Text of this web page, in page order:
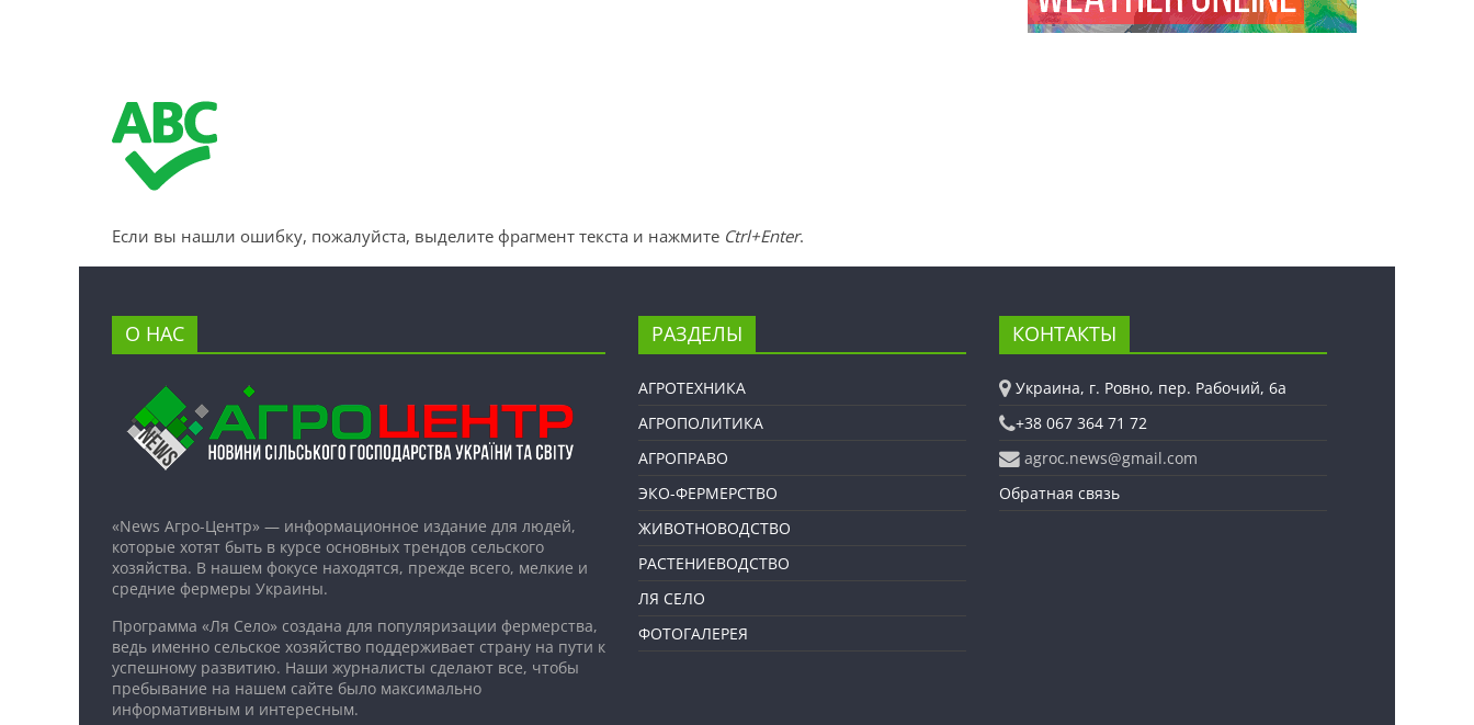
Если вы нашли ошибку, пожалуйста, выделите фрагмент текста и нажмите Ctrl+Enter.
О НАС
«News Агро-Центр» — информационное издание для людей,
которые хотят быть в курсе основных трендов сельского
хозяйства. В нашем фокусе находятся, прежде всего, мелкие и
средние фермеры Украины.
Программа «Ля Село» создана для популяризации фермерства,
ведь именно сельское хозяйство поддерживает страну на пути к
успешному развитию. Наши журналисты сделают все, чтобы
пребывание на нашем сайте было максимально
информативным и интересным.
РАЗДЕЛЫ
АГРОТЕХНИКА
АГРОПОЛИТИКА
АГРОПРАВО
ЭКО-ФЕРМЕРСТВО
ЖИВОТНОВОДСТВО
РАСТЕНИЕВОДСТВО
ЛЯ СЕЛО
ФОТОГАЛЕРЕЯ
КОНТАКТЫ
Украина, г. Ровно, пер. Рабочий, 6а
+38 067 364 71 72
agroc.news@gmail.com
Обратная связь